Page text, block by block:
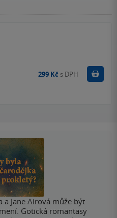
299 Kč s DPH Koupit
Jane Airová může být
Gotická romantasy